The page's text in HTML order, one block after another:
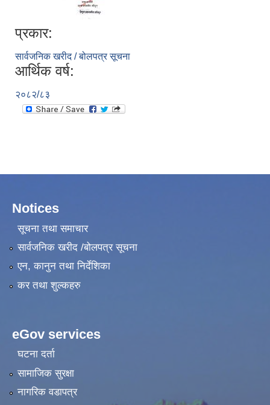
प्रकार:
सार्वजनिक खरीद / बोलपत्र सूचना
आर्थिक वर्ष:
२०८२/८३
Notices
सूचना तथा समाचार
सार्वजनिक खरीद /बोलपत्र सूचना
एन, कानुन तथा निर्देशिका
कर तथा शुल्कहरु
eGov services
घटना दर्ता
सामाजिक सुरक्षा
नागरिक वडापत्र